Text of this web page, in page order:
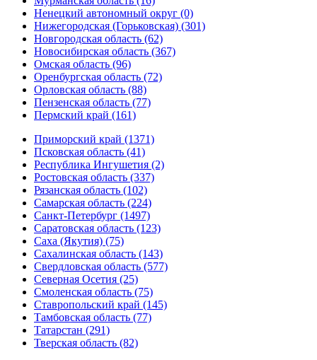
Ненецкий автономный округ (0)
Нижегородская (Горьковская) (301)
Новгородская область (62)
Новосибирская область (367)
Омская область (96)
Оренбургская область (72)
Орловская область (88)
Пензенская область (77)
Пермский край (161)
Приморский край (1371)
Псковская область (41)
Республика Ингушетия (2)
Ростовская область (337)
Рязанская область (102)
Самарская область (224)
Санкт-Петербург (1497)
Саратовская область (123)
Саха (Якутия) (75)
Сахалинская область (143)
Свердловская область (577)
Северная Осетия (25)
Смоленская область (75)
Ставропольский край (145)
Тамбовская область (77)
Татарстан (291)
Тверская область (82)